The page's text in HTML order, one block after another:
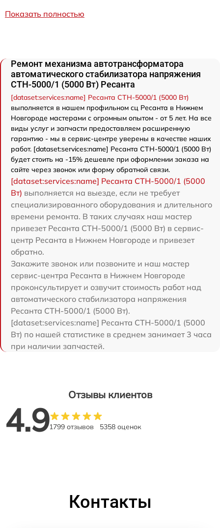
Показать полностью
Ремонт механизма автотрансформатора
автоматического стабилизатора напряжения
СТН-5000/1 (5000 Вт) Ресанта
[dataset:services:name] Ресанта СТН-5000/1 (5000 Вт)
выполняется в нашем профильном сц Ресанта в Нижнем
Новгороде мастерами с огромным опытом - от 5 лет. На все
виды услуг и запчасти предоставляем расширенную
гарантию - мы в сервис-центре уверены в качестве наших
работ. [dataset:services:name] Ресанта СТН-5000/1 (5000 Вт)
будет стоить на -15% дешевле при оформлении заказа на
сайте через звонок или форму обратной связи.
[dataset:services:name] Ресанта СТН-5000/1 (5000
Вт) выполняется на выезде, если не требует
специализированного оборудования и длительного
времени ремонта. В таких случаях наш мастер
привезет Ресанта СТН-5000/1 (5000 Вт) в сервис-
центр Ресанта в Нижнем Новгороде и привезет
обратно.
Закажите звонок или позвоните и наш мастер
сервис-центра Ресанта в Нижнем Новгороде
проконсультирует и озвучит стоимость работ над
автоматического стабилизатора напряжения
Ресанта СТН-5000/1 (5000 Вт).
[dataset:services:name] Ресанта СТН-5000/1 (5000
Вт) по нашей статистике в среднем занимает 3 часа
при наличии запчастей.
Отзывы клиентов
4.91799 отзывов 5358 оценок
Контакты